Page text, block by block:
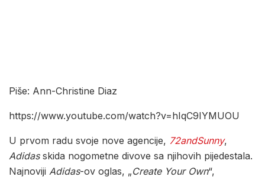
Piše: Ann-Christine Diaz
https://www.youtube.com/watch?v=hIqC9IYMUOU
U prvom radu svoje nove agencije, 72andSunny,
Adidasskida nogometne divove sa njihovih pijedestala.
Najnoviji Adidas-ov oglas, „Create Your Own“,